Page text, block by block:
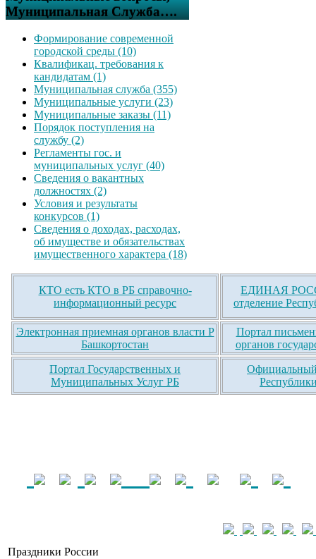
Муниципальная Служба….
Формирование современной
городской среды (10)
Квалификац. требования к
кандидатам (1)
Муниципальная служба (355)
Муниципальные услуги (23)
Муниципальные заказы (11)
Порядок поступления на
службу (2)
Регламенты гос. и
муниципальных услуг (40)
Сведения о вакантных
должностях (2)
Условия и результаты
конкурсов (1)
Сведения о доходах, расходах,
об имуществе и обязательствах
имущественного характера (18)
КТО есть КТО в РБ справочно-
информационный ресурс
ЕДИНАЯ
отделение
Электронная приемная органов власти Р
Башкортостан
Портал
органов
Портал Государственных и
Муниципальных Услуг РБ
Официальный
Праздники России